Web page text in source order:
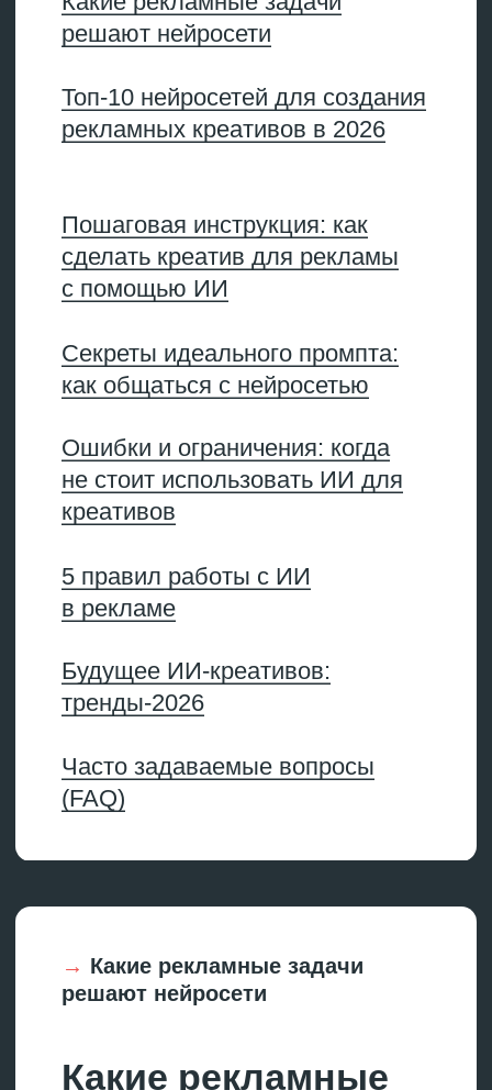
→Какие рекламные задачи
решают нейросети
Какие рекламные
задачи решают
ИИ закрывает почти весь
производственный цикл
рекламного креатива: от идеи
до финального файла. Разберем
по задачам.
Генерация текстов
с большинством базовых задач:
заголовками для баннеров,
слоганами, УТП, описаниями
товаров для карточек и каталогов,
сценариями для видеороликов.
скорость. Пока человек
придумывает 3 заголовка,
нейросеть выдает 15, из которых
легко слепить рабочий.
Адаптация размеров
Одна из самых недооцененных
создание креативов в разных
форматах. У каждой рекламной
площадки свои требования.
соотношения сторон и размеры
позволяют быстро адаптировать
Производство видео
продолжительностью от нескольких